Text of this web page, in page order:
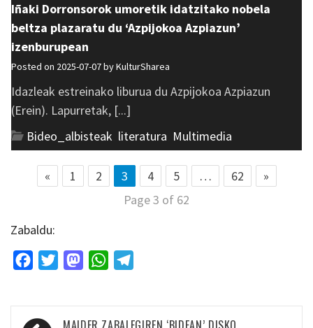
Iñaki Dorronsorok umoretik idatzitako nobela
beltza plazaratu du ‘Azpijokoa Azpiazun’
izenburupean
Posted on 2025-07-07 byKulturSharea
Idazleak estreinako liburua du Azpijokoa Azpiazun
(Erein). Lapurretak, [...]
Bideo_albisteak literatura Multimedia
« 1 2 3 4 5 … 62
»
Page 3 of 62
Zabaldu:
FacebookTwitterMastodonWhatsApp